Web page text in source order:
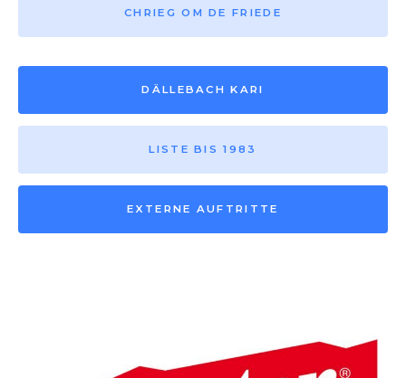
CHRIEG OM DE FRIEDE
DÄLLEBACH KARI
LISTE BIS 1983
EXTERNE AUFTRITTE